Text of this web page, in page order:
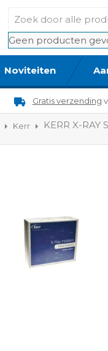
Geen producten
Noviteiten
Gratis verzending
Kerr KERR X-RAY